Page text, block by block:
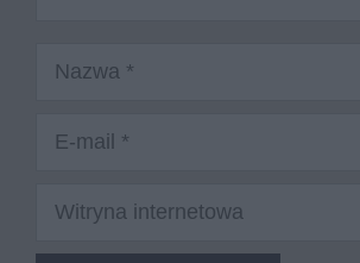
Nazwa
Witryna